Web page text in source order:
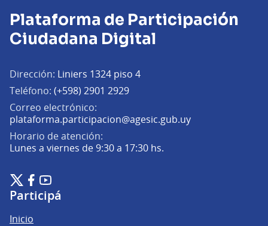
Plataforma de Participación
Ciudadana Digital
Dirección: Liniers 1324 piso 4
Teléfono: (+598) 2901 2929
Correo electrónico:
plataforma.participacion@agesic.gub.uy(Abrir en una
Horario de atención:
Lunes a viernes de 9:30 a 17:30 hs.
Plataforma de Participación Ciudadana Digital en X
(Enlace externo)
Plataforma de Participación Ciudadana Digital en Facebook
(Enlace externo)
Plataforma de Participación Ciudadana Digital en
(Enlace externo)
Participá
Inicio